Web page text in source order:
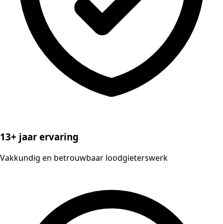
13+ jaar ervaring
Vakkundig en betrouwbaar loodgieterswerk